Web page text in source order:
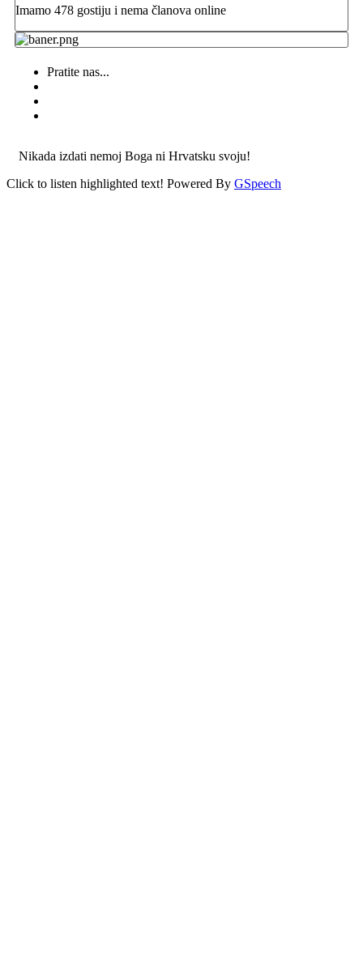
Imamo 478 gostiju i nema članova online
Pratite nas...
Nikada izdati nemoj Boga ni Hrvatsku svoju!
Click to listen highlighted text! Powered By GSpeech